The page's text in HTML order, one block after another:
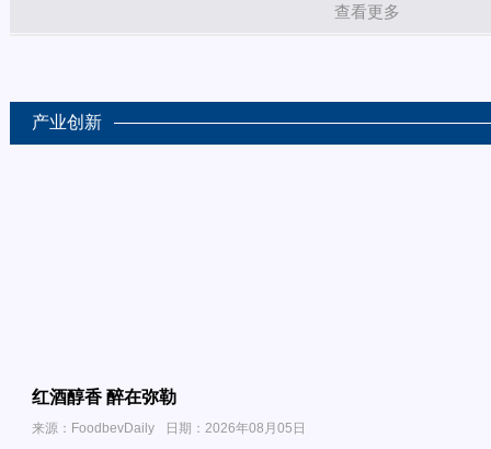
查看更多
产业创新
红酒醇香 醉在弥勒
来源：FoodbevDaily 日期：2026年08月05日